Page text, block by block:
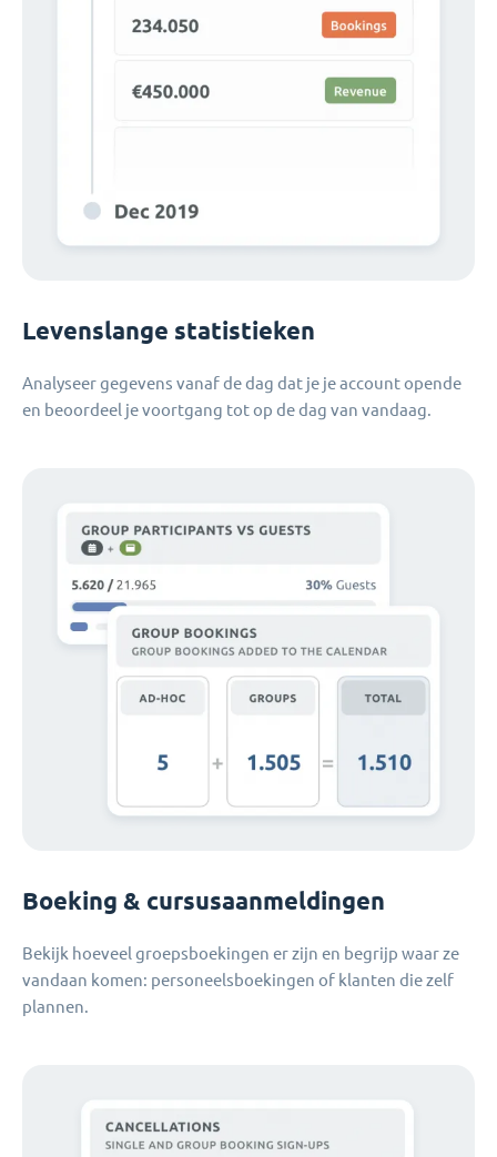
Levenslange statistieken
Analyseer gegevens vanaf de dag dat je je account opende
en beoordeel je voortgang tot op de dag van vandaag.
Boeking & cursusaanmeldingen
Bekijk hoeveel groepsboekingen er zijn en begrijp waar ze
vandaan komen: personeelsboekingen of klanten die zelf
plannen.